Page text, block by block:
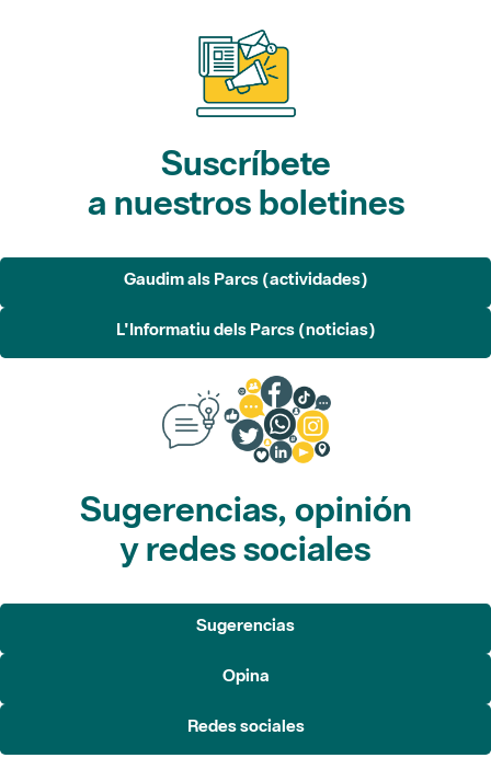
Suscríbete
a nuestros boletines
Gaudim als Parcs (actividades)
L'Informatiu dels Parcs (noticias)
Sugerencias, opinión
y redes sociales
Sugerencias
Opina
Redes sociales